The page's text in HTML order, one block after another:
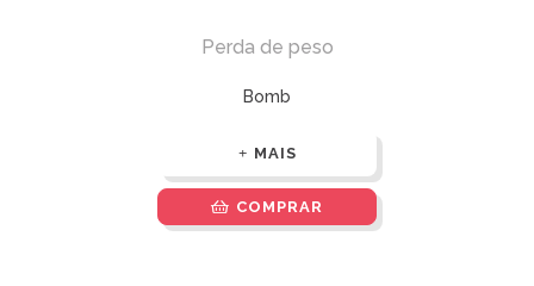
Perda de peso
Bomb
MAIS
COMPRAR